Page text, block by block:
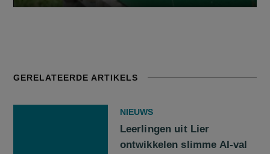
Play Mute
EnableSettings
Enter
GERELATEERDE ARTIKELS
NIEUWS
Leerlingen uit Lier
ontwikkelen slimme AI-val